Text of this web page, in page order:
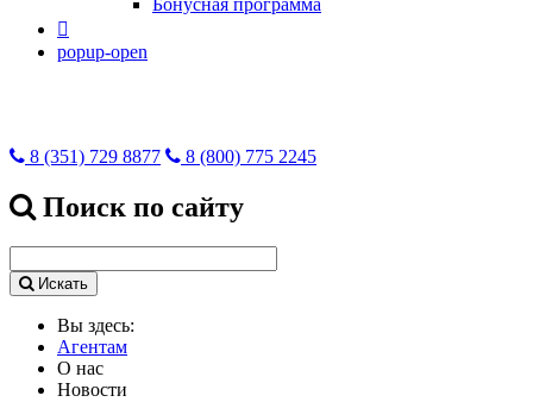

popup-open
8 (351) 729 8877 8 (800) 775 2245
Поиск по сайту
Искать
Вы здесь:
Агентам
О нас
Новости